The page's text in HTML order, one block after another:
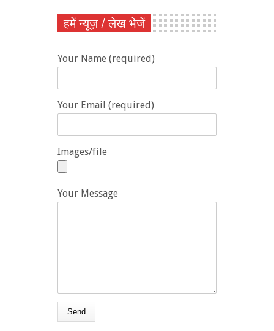
हमें न्यूज़ / लेख भेजें
Your Name (required)
Your Email (required)
Images/file
Your Message